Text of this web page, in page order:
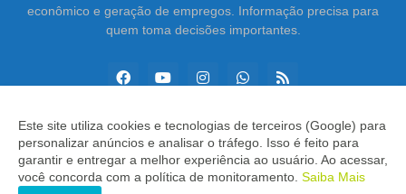
econômico e geração de empregos. Informação precisa para
quem toma decisões importantes.
Copyright ©2026Empreender Brasília
INÍCIO SOBRE CONTATO LGPD EXPEDIENTE
Este site utiliza cookies e tecnologias de terceiros (Google) para
personalizar anúncios e analisar o tráfego. Isso é feito para
garantir e entregar a melhor experiência ao usuário. Ao acessar,
você concorda com a política de monitoramento. Saiba Mais